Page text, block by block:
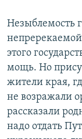
Незыблемость
этого
мощь. Но
жители края,
не возражали
рассказали
надо отдать